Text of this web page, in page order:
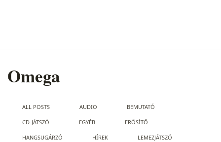
Omega
ALL POSTS AUDIO BEMUTATÓ
CD-JÁTSZÓ EGYÉB ERŐSÍTŐ
HANGSUGÁRZÓ HÍREK LEMEZJÁTSZÓ